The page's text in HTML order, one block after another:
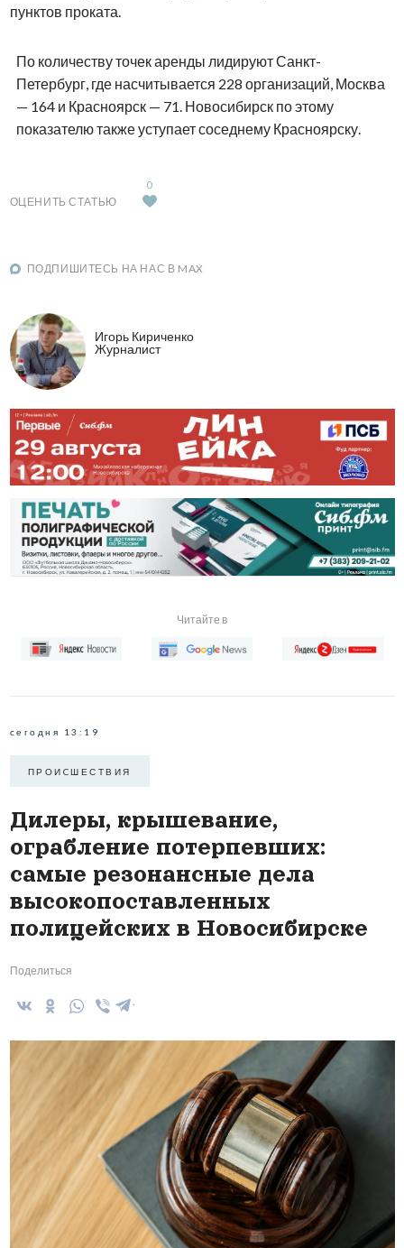
пунктов проката.
По количеству точек аренды лидируют Санкт-
Петербург, где насчитывается 228 организаций, Москва
— 164 и Красноярск — 71. Новосибирск по этому
показателю также уступает соседнему Красноярску.
ОЦЕНИТЬ СТАТЬЮ
0
ПОДПИШИТЕСЬ НА НАС В MAX
Игорь Кириченко
Журналист
Читайте в
сегодня 13:19
ПРОИCШЕСТВИЯ
Дилеры, крышевание,
ограбление потерпевших:
самые резонансные дела
высокопоставленных
полицейских в Новосибирске
Поделиться